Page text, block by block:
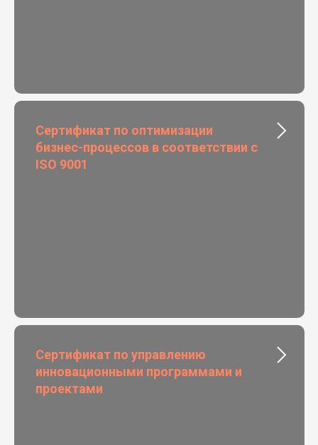
Сертификат по оптимизации
бизнес-процессов в соответствии с
ISO 9001
Сертификат по управлению
инновационными программами и
проектами